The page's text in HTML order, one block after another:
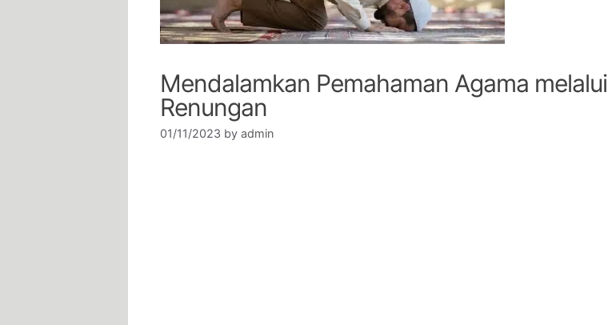
Mendalamkan Pemahaman Agama melalui
Renungan
01/11/2023 by admin